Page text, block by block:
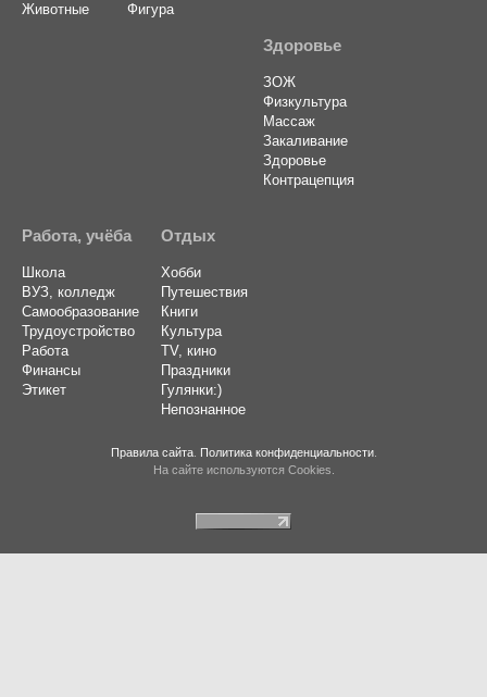
Животные
Фигура
Здоровье
ЗОЖ
Физкультура
Массаж
Закаливание
Здоровье
Контрацепция
Работа, учёба
Школа
ВУЗ, колледж
Самообразование
Трудоустройство
Работа
Финансы
Этикет
Отдых
Хобби
Путешествия
Книги
Культура
TV, кино
Праздники
Гулянки:)
Непознанное
Правила сайта. Политика конфиденциальности.
На сайте используются Cookies.